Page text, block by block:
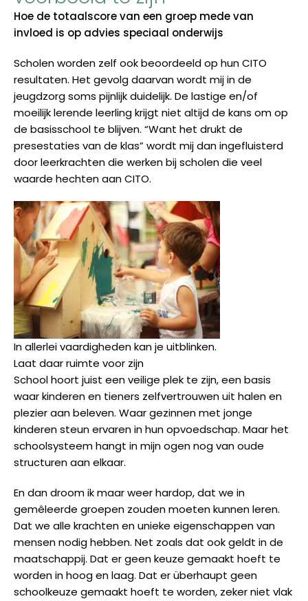
Hoe de totaalscore van een groep mede van
invloed is op advies speciaal onderwijs
Scholen worden zelf ook beoordeeld op hun CITO
resultaten. Het gevolg daarvan wordt mij in de
jeugdzorg soms pijnlijk duidelijk. De lastige en/of
moeilijk lerende leerling krijgt niet altijd de kans om op
de basisschool te blijven. “Want het drukt de
presestaties van de klas” wordt mij dan ingefluisterd
door leerkrachten die werken bij scholen die veel
waarde hechten aan CITO.
In allerlei vaardigheden kan je uitblinken.
Laat daar ruimte voor zijn
School hoort juist een veilige plek te zijn, een basis
waar kinderen en tieners zelfvertrouwen uit halen en
plezier aan beleven. Waar gezinnen met jonge
kinderen steun ervaren in hun opvoedschap. Maar het
schoolsysteem hangt in mijn ogen nog van oude
structuren aan elkaar.
En dan droom ik maar weer hardop, dat we in
gemêleerde groepen zouden moeten kunnen leren.
Dat we alle krachten en unieke eigenschappen van
mensen nodig hebben. Net zoals dat ook geldt in de
maatschappij. Dat er geen keuze gemaakt hoeft te
worden in hoog en laag. Dat er überhaupt geen
schoolkeuze gemaakt hoeft te worden, zeker niet vlak